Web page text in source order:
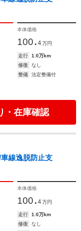
本体価格
100. 4 万円
走行
1.0万km
修復
なし
整備
法定整備付
・在庫確認
線逸脱防止支
本体価格
100. 4 万円
走行
1.0万km
修復
なし